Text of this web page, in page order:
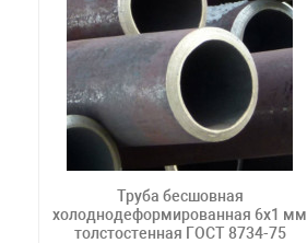
Труба бесшовная
холоднодеформированная 6х1 мм
толстостенная ГОСТ 8734-75